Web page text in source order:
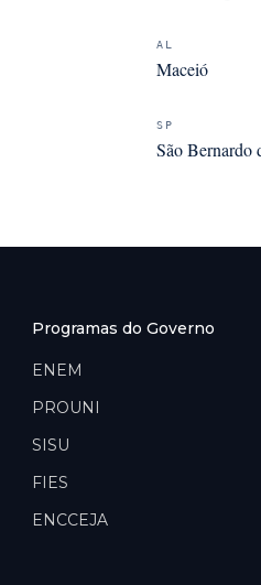
AL
Maceió
SP
São Bernardo
Programas do Governo
ENEM
PROUNI
SISU
FIES
ENCCEJA